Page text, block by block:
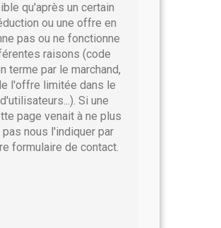
qu'après un certain
ou une offre en
pas ou ne fonctionne
raisons (code
terme par le marchand,
l'offre limitée dans le
Si une
page venait à ne plus
nous l'indiquer par
formulaire de contact.